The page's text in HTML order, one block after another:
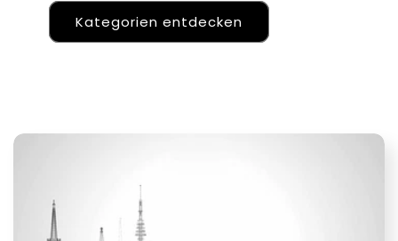
Kategorien entdecken